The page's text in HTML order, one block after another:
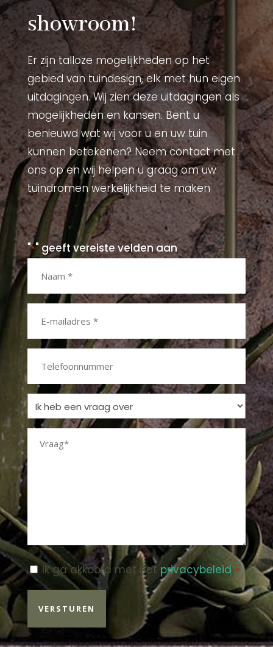
showroom!
Er zijn talloze mogelijkheden op het
gebied van tuindesign, elk met hun eigen
uitdagingen. Wij zien deze uitdagingen als
mogelijkheden en kansen. Bent u
benieuwd wat wij voor u en uw tuin
kunnen betekenen? Neem contact met
ons op en wij helpen u graag om uw
tuindromen werkelijkheid te maken
"*" geeft vereiste velden aan
Naam
E-
*
Ik
heb
een
vraag
over
Instemming
*
Ik ga akkoord met het privacybeleid.*